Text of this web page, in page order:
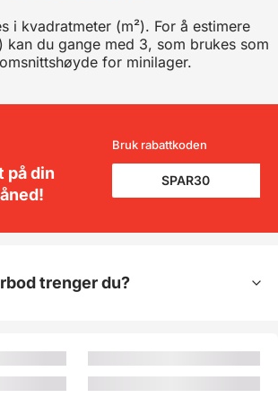
i kvadratmeter (m²). For å estimere
kan du gange med 3, som brukes som
for minilager.
på din
Bruk rabattkoden
trenger du?